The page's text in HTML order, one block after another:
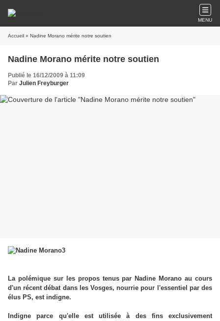
MENU
Accueil » Nadine Morano mérite notre soutien
Nadine Morano mérite notre soutien
Publié le 16/12/2009 à 11:09
Par Julien Freyburger
La polémique sur les propos tenus par Nadine Morano au cours
d'un récent débat dans les Vosges, nourrie pour l'essentiel par des
élus PS, est indigne.
Indigne parce qu'elle est utilisée à des fins exclusivement